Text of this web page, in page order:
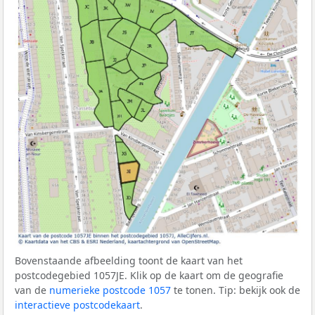
Bovenstaande afbeelding toont de kaart van het
postcodegebied 1057JE. Klik op de kaart om de geografie
van de numerieke postcode 1057 te tonen. Tip: bekijk ook de
interactieve postcodekaart.